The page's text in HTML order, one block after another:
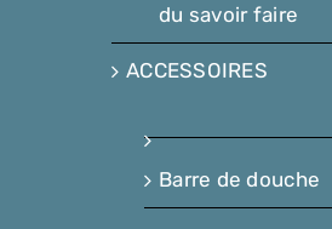
du savoir faire
ACCESSOIRES
Barre de douche